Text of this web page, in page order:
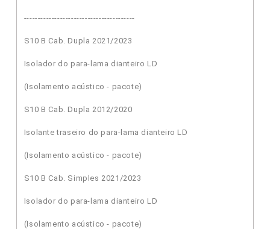
----------------------------------------
S10 B Cab. Dupla 2021/2023
Isolador do para-lama dianteiro LD
(Isolamento acústico - pacote)
S10 B Cab. Dupla 2012/2020
Isolante traseiro do para-lama dianteiro LD
(Isolamento acústico - pacote)
S10 B Cab. Simples 2021/2023
Isolador do para-lama dianteiro LD
(Isolamento acústico - pacote)